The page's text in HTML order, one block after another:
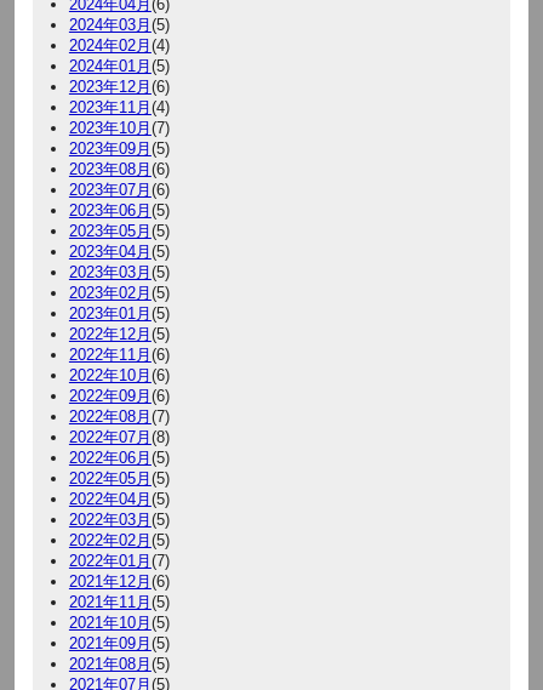
2024年04月 (6)
2024年03月 (5)
2024年02月 (4)
2024年01月 (5)
2023年12月 (6)
2023年11月 (4)
2023年10月 (7)
2023年09月 (5)
2023年08月 (6)
2023年07月 (6)
2023年06月 (5)
2023年05月 (5)
2023年04月 (5)
2023年03月 (5)
2023年02月 (5)
2023年01月 (5)
2022年12月 (5)
2022年11月 (6)
2022年10月 (6)
2022年09月 (6)
2022年08月 (7)
2022年07月 (8)
2022年06月 (5)
2022年05月 (5)
2022年04月 (5)
2022年03月 (5)
2022年02月 (5)
2022年01月 (7)
2021年12月 (6)
2021年11月 (5)
2021年10月 (5)
2021年09月 (5)
2021年08月 (5)
2021年07月 (5)